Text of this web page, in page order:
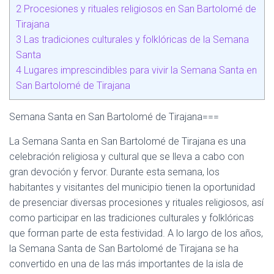
2 Procesiones y rituales religiosos en San Bartolomé de
Tirajana
3 Las tradiciones culturales y folklóricas de la Semana
Santa
4 Lugares imprescindibles para vivir la Semana Santa en
San Bartolomé de Tirajana
Semana Santa en San Bartolomé de Tirajana===
La Semana Santa en San Bartolomé de Tirajana es una
celebración religiosa y cultural que se lleva a cabo con
gran devoción y fervor. Durante esta semana, los
habitantes y visitantes del municipio tienen la oportunidad
de presenciar diversas procesiones y rituales religiosos, así
como participar en las tradiciones culturales y folklóricas
que forman parte de esta festividad. A lo largo de los años,
la Semana Santa de San Bartolomé de Tirajana se ha
convertido en una de las más importantes de la isla de